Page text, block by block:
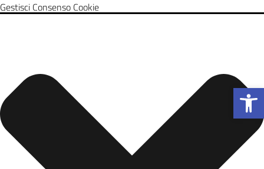
Apri la
Gestisci Consenso Cookie